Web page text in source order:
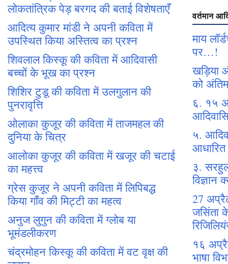
लोकतांत्रिक पेड़ बरगद की बताई विशेषताएँ
आदित्य कुमार मांडी ने अपनी कविता में
उपस्थित किया अस्तित्व का प्रश्न
शिवलाल किस्कू की कविता में आदिवासी
बच्चों के भूख का प्रश्न
शिशिर टुडू की कविता में उलगुलान की
पुनरावृत्ति
ओलाका कुजूर की कविता में ताजमहल की
दुनिया के चित्र
आलोका कुजूर की कविता में खजूर की चटाई
का महत्त्व
ग्रेस कुजूर ने अपनी कविता में लिपिबद्ध
किया गाँव की मिट्टी का महत्व
अनुज लुगुन की कविता में ग्लोब या
भूमंडलीकरण
चंद्रमोहन किस्कू की कविता में वट वृक्ष की
वर्तमान
माय
पर…!
खड़िया
को
६. १५
५.
३.
विज्ञान
27
जसिंता
१६
भाषा